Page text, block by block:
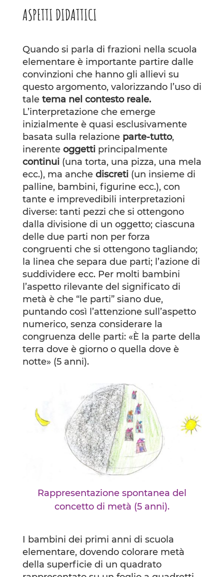
ASPETTI DIDATTICI
Quando si parla di frazioni nella scuola
elementare è importante partire dalle
convinzioni che hanno gli allievi su
questo argomento, valorizzando l’uso di
tale tema nel contesto reale.
L’interpretazione che emerge
inizialmente è quasi esclusivamente
basata sulla relazione parte-tutto,
inerente oggettiprincipalmente
continui(una torta, una pizza, una mela
ecc.), ma anche discreti(un insieme di
palline, bambini, figurine ecc.), con
tante e imprevedibili interpretazioni
diverse: tanti pezzi che si ottengono
dalla divisione di un oggetto; ciascuna
delle due parti non per forza
congruenti che si ottengono tagliando;
la linea che separa due parti; l’azione di
suddividere ecc. Per molti bambini
l’aspetto rilevante del significato di
metà è che “le parti” siano due,
puntando così l’attenzione sull’aspetto
numerico, senza considerare la
congruenza delle parti: «È la parte della
terra dove è giorno o quella dove è
notte» (5 anni).
Rappresentazione spontanea del
concetto di metà (5 anni).
I bambini dei primi anni di scuola
elementare, dovendo colorare metà
della superficie di un quadrato